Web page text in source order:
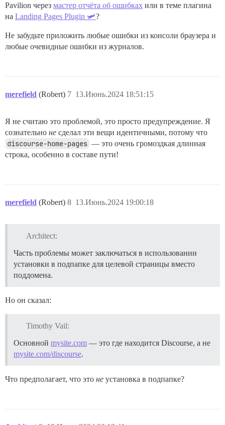
Pavilion через мастер отчёта об ошибках или в теме плагина
на Landing Pages Plugin 🛩?
Не забудьте приложить любые ошибки из консоли браузера и
любые очевидные ошибки из журналов.
merefield (Robert) 13.Июнь.2024 18:51:15
7
Я не считаю это проблемой, это просто предупреждение. Я
сознательно не сделал эти вещи идентичными, потому что
discourse-home-pages — это очень громоздкая длинная
строка, особенно в составе пути!
merefield (Robert) 13.Июнь.2024 19:00:18
8
Architect:
Часть проблемы может заключаться в использовании
установки в подпапке для целевой страницы вместо
поддомена.
Но он сказал:
Timothy Vail:
Основной mysite.com — это где находится Discourse, а не
mysite.com/discourse.
Что предполагает, что это не установка в подпапке?